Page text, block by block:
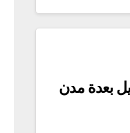
بعدة مدن